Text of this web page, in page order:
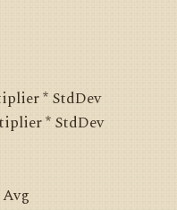
* StdDev
* StdDev